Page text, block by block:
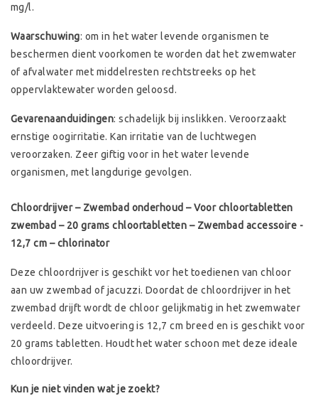
mg/l.
Waarschuwing: om in het water levende organismen te
beschermen dient voorkomen te worden dat het zwemwater
of afvalwater met middelresten rechtstreeks op het
oppervlaktewater worden geloosd.
Gevarenaanduidingen: schadelijk bij inslikken. Veroorzaakt
ernstige oogirritatie. Kan irritatie van de luchtwegen
veroorzaken. Zeer giftig voor in het water levende
organismen, met langdurige gevolgen.
Chloordrijver – Zwembad onderhoud – Voor chloortabletten
zwembad – 20 grams chloortabletten – Zwembad accessoire -
12,7 cm – chlorinator
Deze chloordrijver is geschikt vor het toedienen van chloor
aan uw zwembad of jacuzzi. Doordat de chloordrijver in het
zwembad drijft wordt de chloor gelijkmatig in het zwemwater
verdeeld. Deze uitvoering is 12,7 cm breed en is geschikt voor
20 grams tabletten. Houdt het water schoon met deze ideale
chloordrijver.
Kun je niet vinden wat je zoekt?